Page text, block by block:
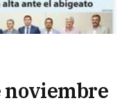
noviembre